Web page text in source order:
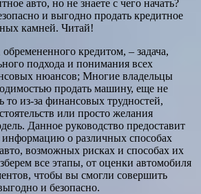
авто, но не знаете с чего начать?
и выгодно продать кредитное
камней. Читай!
кредитом, – задача,
подхода и понимания всех
нюансов; Многие владельцы
продать машину, еще не
то из-за финансовых трудностей,
или просто желания
Данное руководство предоставит
о различных способах
возможных рисках и способах их
все этапы, от оценки автомобиля
чтобы вы смогли совершить
и безопасно.